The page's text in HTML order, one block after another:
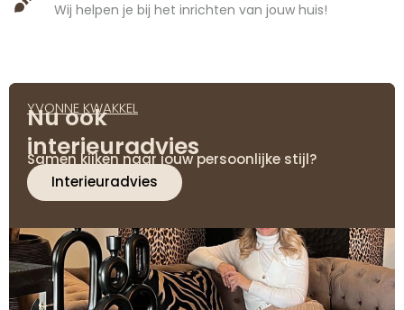
Wij helpen je bij het inrichten van jouw huis!
YVONNE KWAKKEL
Nu ook
interieuradvies
Samen kijken naar jouw persoonlijke stijl?
Interieuradvies